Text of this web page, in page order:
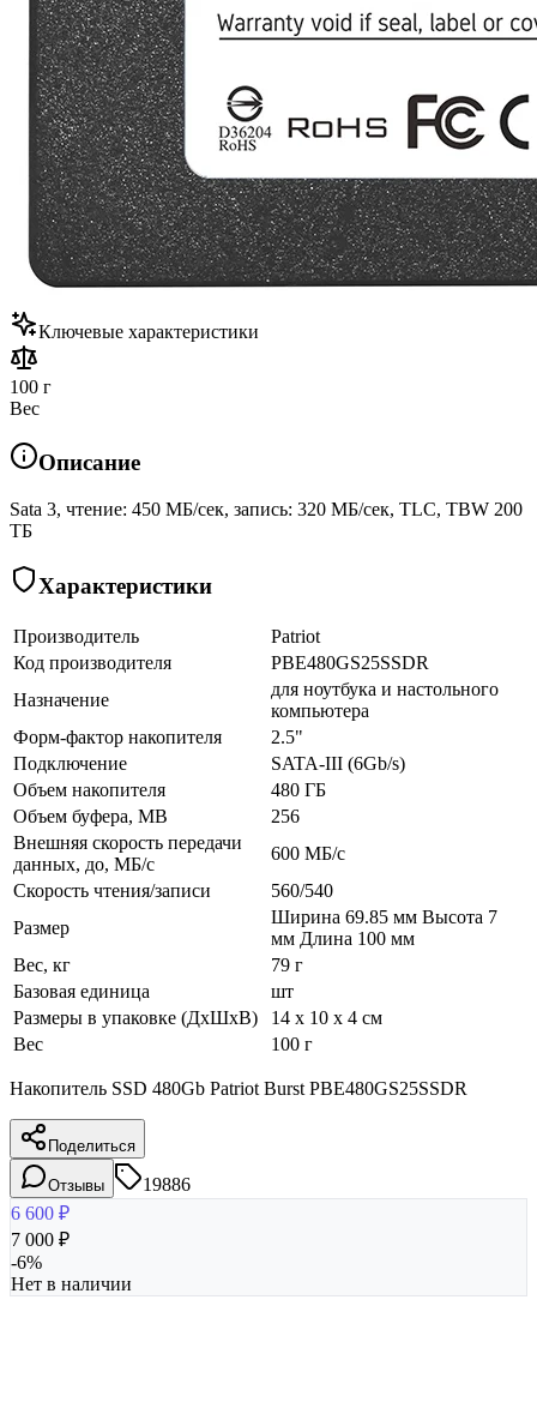
Ключевые характеристики
100 г
Вес
Описание
Sata 3, чтение: 450 МБ/сек, запись: 320 МБ/сек, TLC, TBW 200
ТБ
Характеристики
Производитель
Patriot
Код производителя
PBE480GS25SSDR
Назначение
для ноутбука и настольного
компьютера
Форм-фактор накопителя
2.5"
Подключение
SATA-III (6Gb/s)
Объем накопителя
480 ГБ
Объем буфера, MB
256
Внешняя скорость передачи
данных, до, МБ/с
600 МБ/с
Скорость чтения/записи
560/540
Размер
Ширина 69.85 мм Высота 7
мм Длина 100 мм
Вес, кг
79 г
Базовая единица
шт
Размеры в упаковке (ДхШхВ)
14 x 10 x 4 см
Вес
100 г
Накопитель SSD 480Gb Patriot Burst PBE480GS25SSDR
Поделиться
Отзывы
19886
6 600 ₽
7 000 ₽
-6%
Нет в наличии